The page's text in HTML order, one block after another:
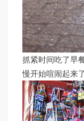
抓紧时间吃了早
慢开始喧闹起来了